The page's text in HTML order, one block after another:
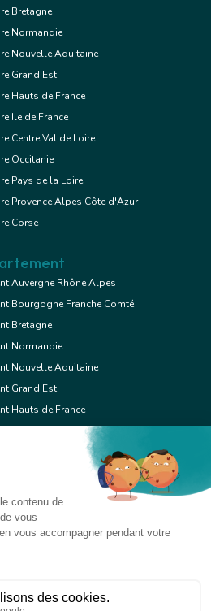
Bretagne
Normandie
Nouvelle Aquitaine
Grand Est
Hauts de France
Ile de France
Centre Val de Loire
Occitanie
Pays de la Loire
Provence Alpes Côte d'Azur
Corse
Auvergne Rhône Alpes
Bourgogne Franche Comté
Bretagne
Normandie
Nouvelle Aquitaine
Grand Est
Hauts de France
Ile de France
Centre Val de Loire
Occitanie
Provence Alpes Côte d'Azur
Corse